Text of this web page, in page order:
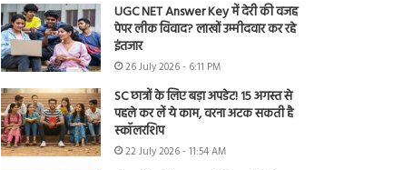
UGC NET Answer Key में देरी की वजह
पेपर लीक विवाद? लाखों उम्मीदवार कर रहे
इंतजार
26 July 2026 - 6:11 PM
SC छात्रों के लिए बड़ा अपडेट! 15 अगस्त से
पहले कर लें ये काम, वरना अटक सकती है
स्कॉलरशिप
22 July 2026 - 11:54 AM